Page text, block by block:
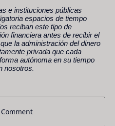
e instituciones públicas
espacios de tiempo
reciban este tipo de
financiera antes de recibir el
la administración del dinero
privada que cada
autónoma en su tiempo
nosotros.
Comment